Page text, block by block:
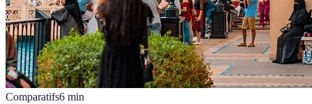
Comparatifs6 min